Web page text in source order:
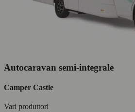
Autocaravan semi-integrale
Camper Castle
Vari produttori